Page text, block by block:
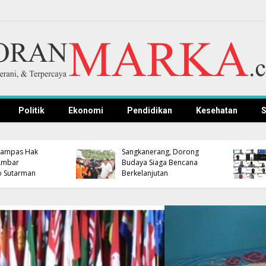
Politik Ekonomi Pendidikan Kesehatan
Pengembangan
Kompetensi ASN Tetap
Jalan
Persib, Bupati dan
Kapolres Dipastikan